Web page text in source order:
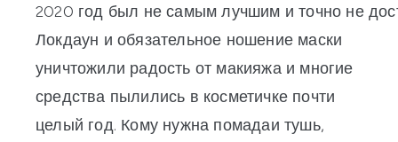
2020 год был не самым лучшим иточно не
Локдаун и обязательное ношение маски
уничтожили радость от макияжа и многие
средства пылились в косметичке почти
целый год. Кому нужна помадаитушь,